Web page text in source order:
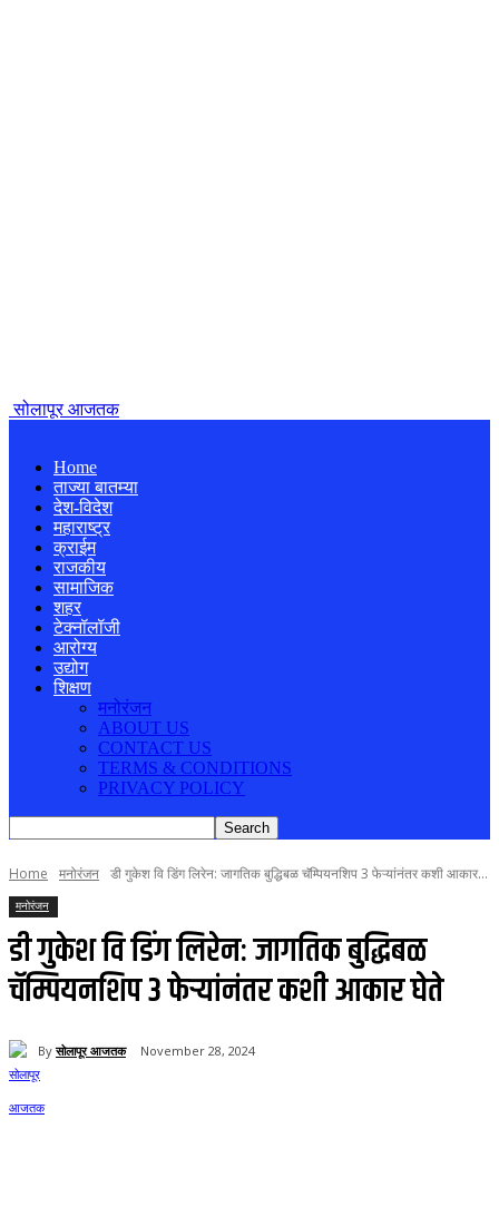
सोलापूर आजतक
Home
ताज्या बातम्या
देश-विदेश
महाराष्ट्र
क्राईम
राजकीय
सामाजिक
शहर
टेक्नॉलॉजी
आरोग्य
उद्योग
शिक्षण
मनोरंजन
ABOUT US
CONTACT US
TERMS & CONDITIONS
PRIVACY POLICY
Home मनोरंजन डी गुकेश वि डिंग लिरेन: जागतिक बुद्धिबळ चॅम्पियनशिप 3 फेऱ्यांनंतर कशी आकार...
मनोरंजन
डी गुकेश वि डिंग लिरेन: जागतिक बुद्धिबळ
चॅम्पियनशिप 3 फेऱ्यांनंतर कशी आकार घेते
By सोलापूर आजतक November 28, 2024